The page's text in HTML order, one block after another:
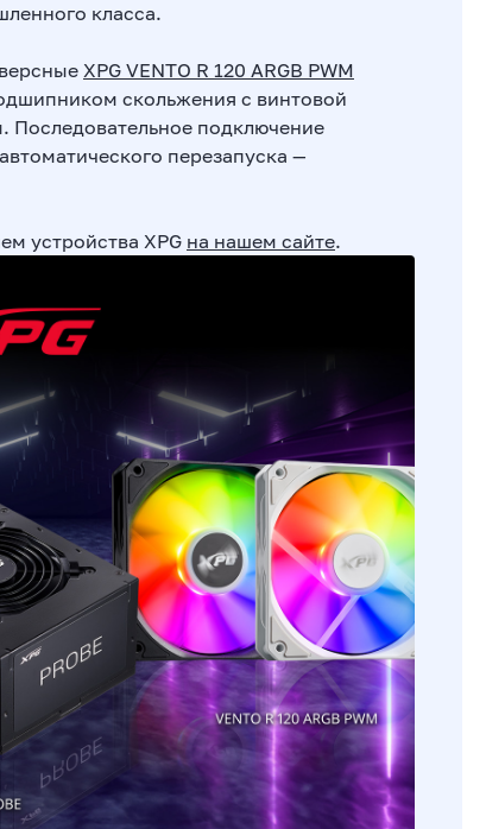
класса.
XPG VENTO R 120 ARGB PWM
скольжения с винтовой
подключение
перезапуска —
устройства XPG на нашем сайте.